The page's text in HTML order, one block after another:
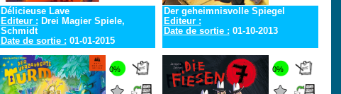
Délicieuse Lave
Editeur : Drei Magier Spiele,
Schmidt
Date de sortie : 01-01-2015
Der geheimnisvolle Spiegel
Editeur :
Date de sortie : 01-10-2013
0% 0%